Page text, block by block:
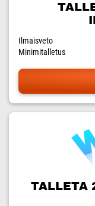
Ilmaisveto
Minimitalletus
TALLETA